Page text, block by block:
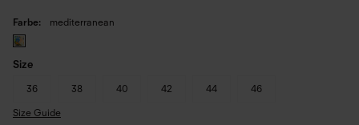
Farbe mediterranean
Size
36
38 40 42 44
46
Size Guide